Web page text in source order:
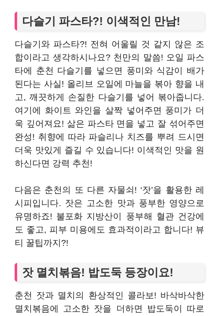
다슬기 파스타?! 이색적인 만남!
다슬기와 파스타?! 전혀 어울릴 것 같지 않은 조
합이라고 생각하시나요? 천만의 말씀! 오일 파스
타에 춘천 다슬기를 넣으면 풍미와 식감이 배가
된다는 사실! 올리브 오일에 마늘을 볶아 향을 내
고, 깨끗하게 손질한 다슬기를 넣어 볶아줍니다.
여기에 화이트 와인을 살짝 넣어주면 풍미가 더
욱 깊어져요! 삶은 파스타 면을 넣고 잘 섞어주면
완성! 취향에 따라 파슬리나 치즈를 뿌려 드시면
더욱 맛있게 즐길 수 있습니다! 이색적인 맛을 원
하신다면 강력 추천!
다음은 춘천의 또 다른 자물쇠! ‘잣’을 활용한 레
시피입니다. 잣은 고소한 맛과 풍부한 영양으로
유명하죠! 불포화 지방산이 풍부해 혈관 건강에
도 좋고, 피부 미용에도 효과적이라고 합니다! 뷰
티 꿀팁까지?!
잣 멸치볶음! 밥도둑 등장이요!
춘천 잣과 멸치의 환상적인 콜라보! 바삭바삭한
멸치볶음에 고소한 잣을 더하면 밥도둑이 따로